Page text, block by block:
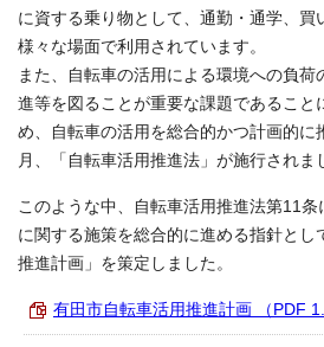
に資する乗り物として、通勤・通学、買
様々な場面で利用されています。
また、自転車の活用による環境への負荷
進等を図ることが重要な課題であること
め、自転車の活用を総合的かつ計画的に
月、「自転車活用推進法」が施行されま
このような中、自転車活用推進法第11
に関する施策を総合的に進める指針とし
推進計画」を策定しました。
有田市自転車活用推進計画 （PDF